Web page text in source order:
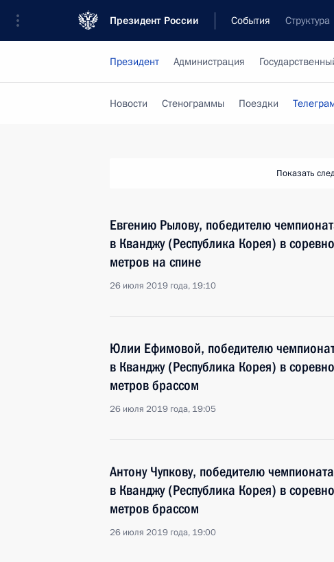
Президент России События Структура
Президент Администрация
Новости Стенограммы Поездки
Показать
Евгению Рылову, победителю
в Кванджу (Республика Корея) в
метров на спине
26 июля 2019 года, 19:10
Юлии Ефимовой, победителю
в Кванджу (Республика Корея) в
метров брассом
26 июля 2019 года, 19:05
Антону Чупкову, победителю
в Кванджу (Республика Корея) в
метров брассом
26 июля 2019 года, 19:00